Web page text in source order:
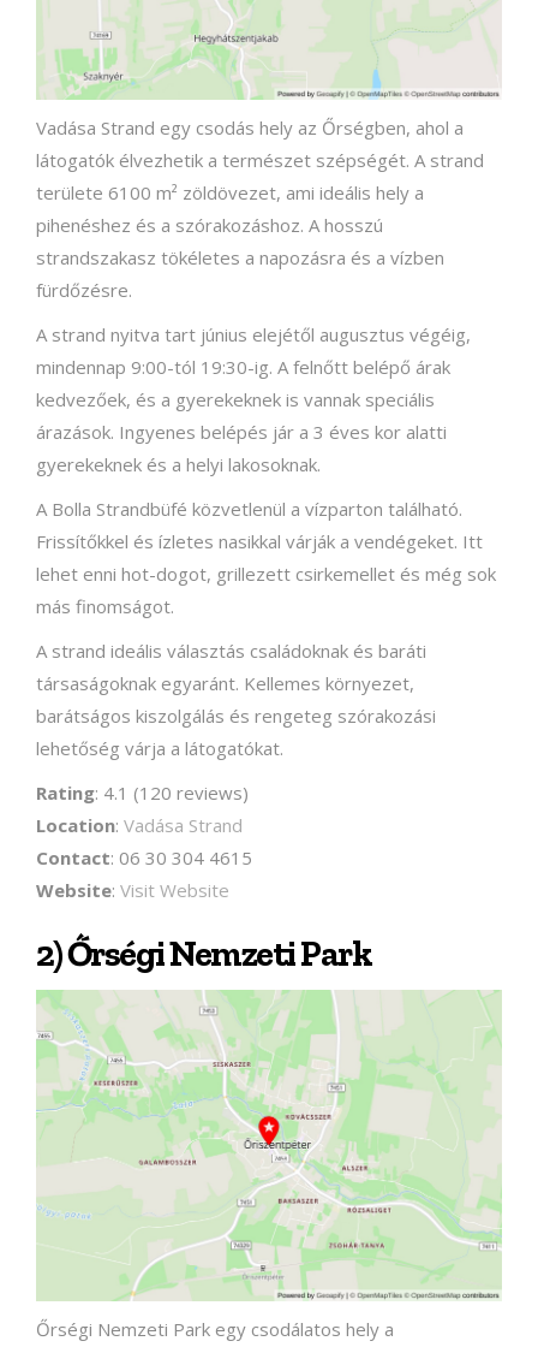
Vadása Strand egy csodás hely az Őrségben, ahol a
látogatók élvezhetik a természet szépségét. A strand
területe 6100 m² zöldövezet, ami ideális hely a
pihenéshez és a szórakozáshoz. A hosszú
strandszakasz tökéletes a napozásra és a vízben
fürdőzésre.
A strand nyitva tart június elejétől augusztus végéig,
mindennap 9:00-tól 19:30-ig. A felnőtt belépő árak
kedvezőek, és a gyerekeknek is vannak speciális
árazások. Ingyenes belépés jár a 3 éves kor alatti
gyerekeknek és a helyi lakosoknak.
A Bolla Strandbüfé közvetlenül a vízparton található.
Frissítőkkel és ízletes nasikkal várják a vendégeket. Itt
lehet enni hot-dogot, grillezett csirkemellet és még sok
más finomságot.
A strand ideális választás családoknak és baráti
társaságoknak egyaránt. Kellemes környezet,
barátságos kiszolgálás és rengeteg szórakozási
lehetőség várja a látogatókat.
Rating: 4.1 (120 reviews)
Location: Vadása Strand
Contact: 06 30 304 4615
Website: Visit Website
2) Őrségi Nemzeti Park
Őrségi Nemzeti Park egy csodálatos hely a